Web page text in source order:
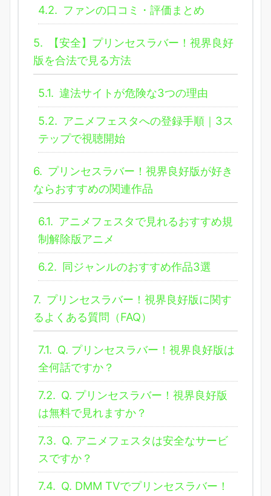
4.2. ファンの口コミ・評価まとめ
5.
【安全】プリンセスラバー！視界良好
版を合法で見る方法
5.1. 違法サイトが危険な3つの理由
5.2. アニメフェスタへの登録手順｜3ス
テップで視聴開始
6. プリンセスラバー！視界良好版が好き
ならおすすめの関連作品
6.1. アニメフェスタで見れるおすすめ規
制解除版アニメ
6.2. 同ジャンルのおすすめ作品3選
7. プリンセスラバー！視界良好版に関す
るよくある質問（FAQ）
7.1. Q. プリンセスラバー！視界良好版は
全何話ですか？
7.2. Q. プリンセスラバー！視界良好版
は無料で見れますか？
7.3. Q. アニメフェスタは安全なサービ
スですか？
7.4. Q. DMM TVでプリンセスラバー！